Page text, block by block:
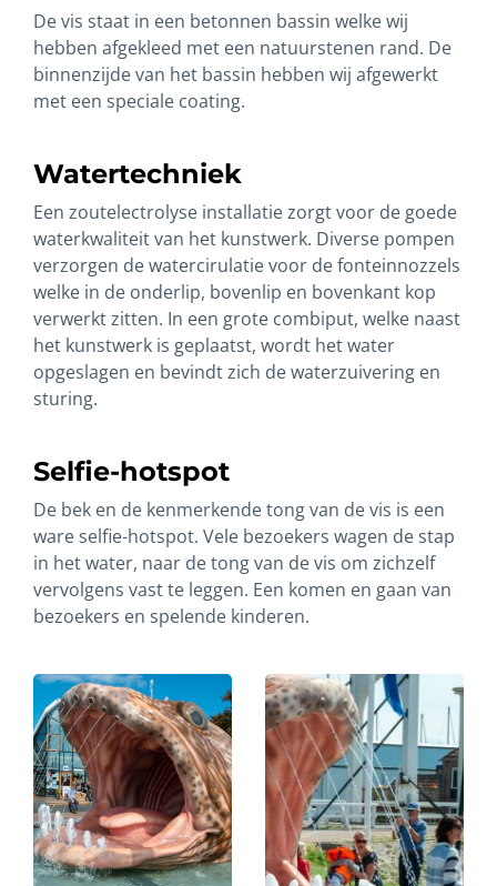
De vis staat in een betonnen bassin welke wij
hebben afgekleed met een natuurstenen rand. De
binnenzijde van het bassin hebben wij afgewerkt
met een speciale coating.
Watertechniek
Een zoutelectrolyse installatie zorgt voor de goede
waterkwaliteit van het kunstwerk. Diverse pompen
verzorgen de watercirulatie voor de fonteinnozzels
welke in de onderlip, bovenlip en bovenkant kop
verwerkt zitten. In een grote combiput, welke naast
het kunstwerk is geplaatst, wordt het water
opgeslagen en bevindt zich de waterzuivering en
sturing.
Selfie-hotspot
De bek en de kenmerkende tong van de vis is een
ware selfie-hotspot. Vele bezoekers wagen de stap
in het water, naar de tong van de vis om zichzelf
vervolgens vast te leggen. Een komen en gaan van
bezoekers en spelende kinderen.